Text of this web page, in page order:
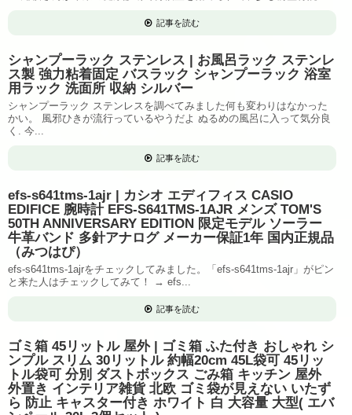
記事を読む
シャンプーラック ステンレス | お風呂ラック ステンレ
ス製 強力粘着固定 バスラック シャンプーラック 浴室
用ラック 洗面所 収納 シルバー
シャンプーラック ステンレスを調べてみました何も変わりはなかった
かい。 風邪ひきが流行っているやうだよ ぬるめの風呂に入って気分良
く. 今...
記事を読む
efs-s641tms-1ajr | カシオ エディフィス CASIO
EDIFICE 腕時計 EFS-S641TMS-1AJR メンズ TOM'S
50TH ANNIVERSARY EDITION 限定モデル ソーラー
牛革バンド 多針アナログ メーカー保証1年 国内正規品
（みつはぴ）
efs-s641tms-1ajrをチェックしてみました。「efs-s641tms-1ajr」がピン
と来た人はチェックしてみて！ → efs...
記事を読む
ゴミ箱 45リットル 屋外 | ゴミ箱 ふた付き おしゃれ シ
ンプル スリム 30リットル 約幅20cm 45L袋可 45リッ
トル袋可 分別 ダストボックス ごみ箱 キッチン 屋外
外置き インテリア雑貨 北欧 ゴミ袋が見えない いたず
ら 防止 キャスター付き ホワイト 白 大容量 大型( エバ